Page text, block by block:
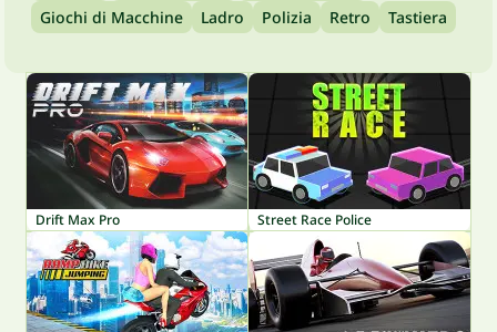
Giochi di Macchine
Ladro Polizia Retro Tastiera
Drift Max Pro Street Race Police